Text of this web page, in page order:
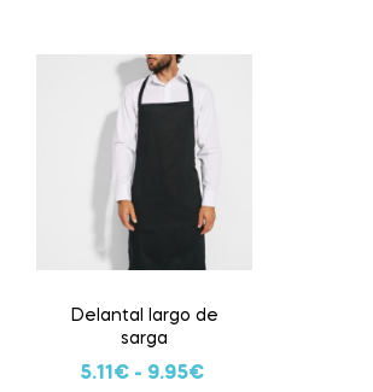
Delantal largo de
sarga
5.11€- 9.95€